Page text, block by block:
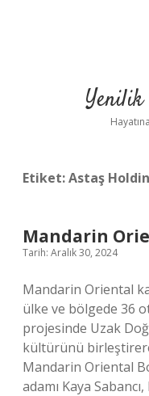
Etiket:Astaş
Mandarin
Tarih: Aralık 30, 2024
Mandarin Oriental
ülke ve bölgede 36
projesinde Uzak
kültürünü
Mandarin Oriental
adamı Kaya